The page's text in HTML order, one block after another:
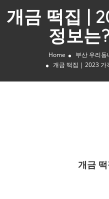
개금 떡집 |
정보는
Home 부산 우리
개금 떡집 | 2023 가
개금